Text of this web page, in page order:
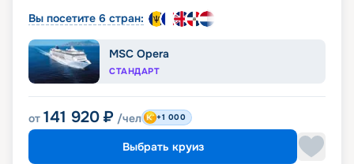
Вы посетите 6 стран:
MSC Opera
СТАНДАРТ
от 141 920 ₽ /чел +1 000
Выбрать круиз